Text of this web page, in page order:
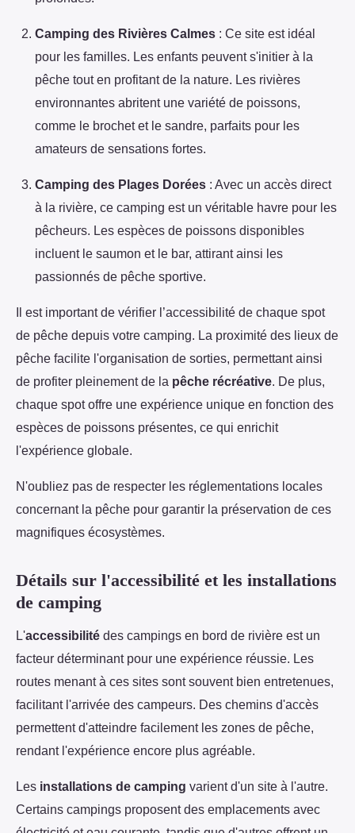
Camping des Rivières Calmes : Ce site est idéal
pour les familles. Les enfants peuvent s'initier à la
pêche tout en profitant de la nature. Les rivières
environnantes abritent une variété de poissons,
comme le brochet et le sandre, parfaits pour les
amateurs de sensations fortes.
Camping des Plages Dorées : Avec un accès direct
à la rivière, ce camping est un véritable havre pour les
pêcheurs. Les espèces de poissons disponibles
incluent le saumon et le bar, attirant ainsi les
passionnés de pêche sportive.
Il est important de vérifier l’accessibilité de chaque spot
de pêche depuis votre camping. La proximité des lieux de
pêche facilite l'organisation de sorties, permettant ainsi
de profiter pleinement de la pêche récréative. De plus,
chaque spot offre une expérience unique en fonction des
espèces de poissons présentes, ce qui enrichit
l'expérience globale.
N'oubliez pas de respecter les réglementations locales
concernant la pêche pour garantir la préservation de ces
magnifiques écosystèmes.
Détails sur l'accessibilité et les installations
de camping
L'accessibilité des campings en bord de rivière est un
facteur déterminant pour une expérience réussie. Les
routes menant à ces sites sont souvent bien entretenues,
facilitant l'arrivée des campeurs. Des chemins d'accès
permettent d'atteindre facilement les zones de pêche,
rendant l'expérience encore plus agréable.
Les installations de camping varient d'un site à l'autre.
Certains campings proposent des emplacements avec